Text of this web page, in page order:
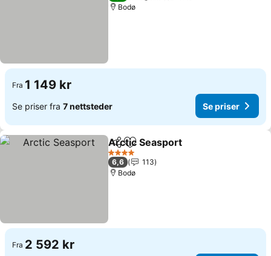
Bodø
Fra 1 149 kr
Se priser fra 7 nettsteder Se priser
Del Legg til i favoritter
Arctic Seasport
4 Stjerner
6,6
113
Bodø
Fra 2 592 kr